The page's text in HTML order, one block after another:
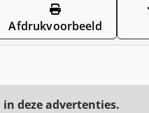
Afdrukvoorbeeld
deze advertenties.